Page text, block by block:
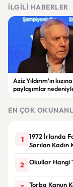
İLGILI HABERLER
Aziz Yıldırım’ın
paylaşımlar
EN ÇOK
1
1972 İrlanda
Sarılan Kadın
2 Okullar Hangi
Torba Kanun